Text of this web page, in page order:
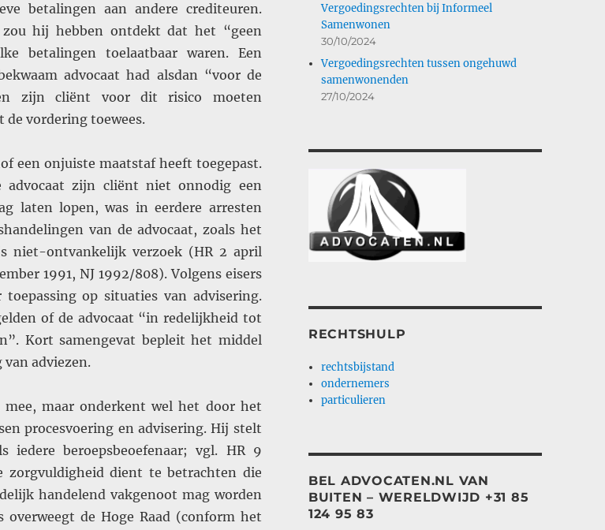
betalingen aan andere crediteuren.
hij hebben ontdekt dat het “geen
betalingen toelaatbaar waren. Een
advocaat had alsdan “voor de
zijn cliënt voor dit risico moeten
de vordering toewees.
een onjuiste maatstaf heeft toegepast.
zijn cliënt niet onnodig een
laten lopen, was in eerdere arresten
van de advocaat, zoals het
niet-ontvankelijk verzoek (HR 2 april
1991, NJ 1992/808). Volgens eisers
op situaties van advisering.
of de advocaat “in redelijkheid tot
Kort samengevat bepleit het middel
adviezen.
maar onderkent wel het door het
procesvoering en advisering. Hij stelt
iedere beroepsbeoefenaar; vgl. HR 9
zorgvuldigheid dient te betrachten die
handelend vakgenoot mag worden
overweegt de Hoge Raad (conform het
Vergoedingsrechten bij Informeel
Samenwonen
30/10/2024
Vergoedingsrechten tussen ongehuwd
samenwonenden
27/10/2024
RECHTSHULP
rechtsbijstand
ondernemers
particulieren
BEL ADVOCATEN.NL VAN
BUITEN – WERELDWIJD +31 85
124 95 83